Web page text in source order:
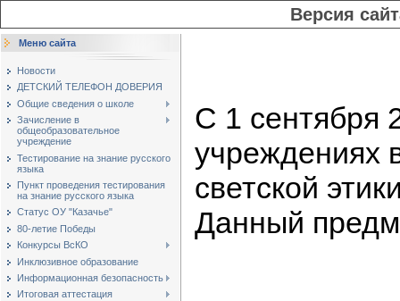
Версия
Меню сайта
Новости
ДЕТСКИЙ ТЕЛЕФОН ДОВЕРИЯ
Общие сведения о школе
Зачисление в
общеобразовательное
учреждение
Тестирование на знание русского
языка
Пункт проведения тестирования
на знание русского языка
Статус ОУ "Казачье"
80-летие Победы
Конкурсы ВсКО
Инклюзивное образование
Информационная безопасность
Итоговая аттестация
С 1 сентября
учреждениях
светской
Данный